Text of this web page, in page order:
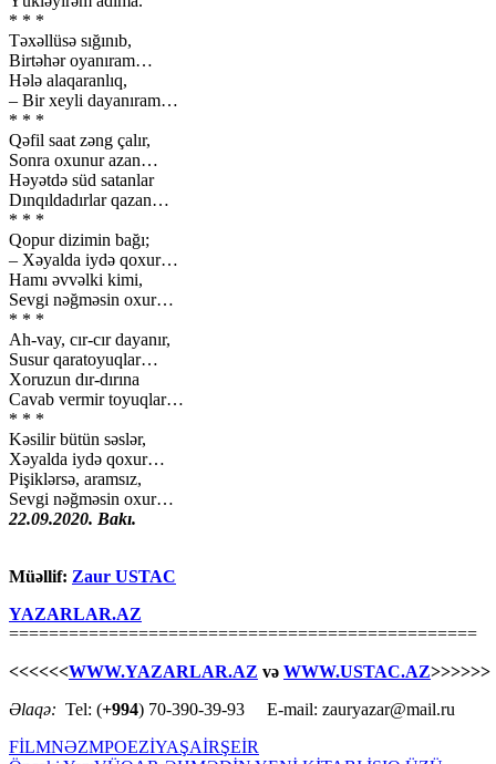
* * *
Təxəllüsə sığınıb,
Birtəhər oyanıram…
Hələ alaqaranlıq,
– Bir xeyli dayanıram…
* * *
Qəfil saat zəng çalır,
Sonra oxunur azan…
Həyətdə süd satanlar
Dınqıldadırlar qazan…
* * *
Qopur dizimin bağı;
– Xəyalda iydə qoxur…
Hamı əvvəlki kimi,
Sevgi nəğməsin oxur…
* * *
Ah-vay, cır-cır dayanır,
Susur qaratoyuqlar…
Xoruzun dır-dırına
Cavab vermir toyuqlar…
* * *
Kəsilir bütün səslər,
Xəyalda iydə qoxur…
Pişiklərsə, aramsız,
Sevgi nəğməsin oxur…
22.09.2020. Bakı.
Müəllif: Zaur USTAC
YAZARLAR.AZ
===============================================
<<<<<<WWW.YAZARLAR.AZ və WWW.USTAC.AZ>>>>>>
Əlaqə: Tel: (+994) 70-390-39-93 E-mail: zauryazar@mail.ru
FİLMNƏZMPOEZİYAŞAİRŞEİR